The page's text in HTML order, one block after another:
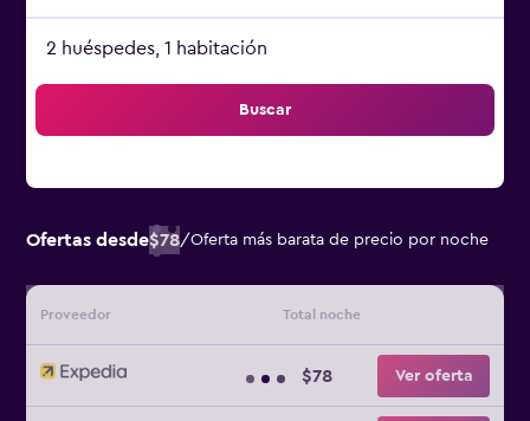
2 huéspedes, 1 habitación
Buscar
Ofertas desde$78/Oferta más barata de precio por noche
Proveedor Total noche
$78 Ver oferta